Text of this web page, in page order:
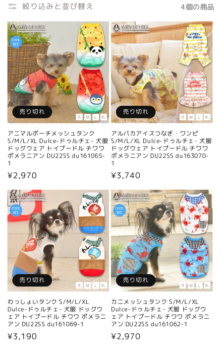
ョ
ン
:
絞り込みと並び替え 4個の商品
売り切れ
アニマルポーチメッシュタンク
S/M/L/XL Dulce-ドゥルチェ- 犬服
ドッグウェア トイプードル チワワ
ポメラニアン DU22SS du161065-
1
通
常
価
格
¥2,970
売り切れ
アルパカアイスつなぎ・ワンピ
S/M/L/XL Dulce-ドゥルチェ- 犬服
ドッグウェア トイプードル チワワ
ポメラニアン DU22SS du163070-
1
通
常
価
格
¥3,740
売り切れ
わっしょいタンク S/M/L/XL
Dulce-ドゥルチェ- 犬服 ドッグウ
ェア トイプードル チワワ ポメラニ
アン DU22SS du161069-1
通
¥3,190
売り切れ
カニメッシュタンク S/M/L/XL
Dulce-ドゥルチェ- 犬服 ドッグウ
ェア トイプードル チワワ ポメラニ
アン DU22SS du161062-1
通
¥2,970